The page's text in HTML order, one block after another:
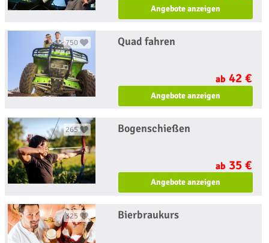
Angebote anzeigen
750 Quad fahren
ab 42 €
Angebote anzeigen
265 Bogenschießen
ab 35 €
Angebote anzeigen
325 Bierbraukurs